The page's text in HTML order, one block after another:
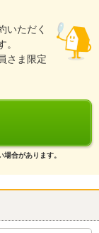
いただく
。
さま限定
合があります。